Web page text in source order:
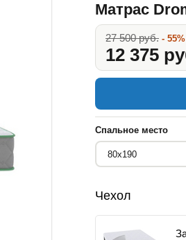
Матрас
27 500 руб. - 55%
12 375
Спальное место
Чехол